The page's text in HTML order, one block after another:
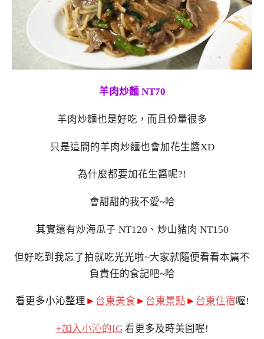
羊肉炒麵 NT70
羊肉炒麵也是好吃，而且份量很多
只是這間的羊肉炒麵也會加花生醬XD
為什麼都要加花生醬呢?!
會甜甜的我不愛~哈
其實還有炒海瓜子 NT120、炒山豬肉 NT150
但好吃到我忘了拍就吃光光啦~大家就隨便看看本篇不
負責任的食記吧~哈
看更多小沁整理 ► 台東美食 ► 台東景點 ► 台東住宿喔!
+加入小沁的IG看更多及時美圖喔!